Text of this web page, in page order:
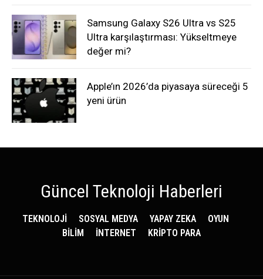
Samsung Galaxy S26 Ultra vs S25
Ultra karşılaştırması: Yükseltmeye
değer mi?
Apple’ın 2026’da piyasaya süreceği 5
yeni ürün
Güncel Teknoloji Haberleri
TEKNOLOJİ SOSYAL MEDYA YAPAY ZEKA
OYUN
BİLİM
İNTERNET KRİPTO PARA